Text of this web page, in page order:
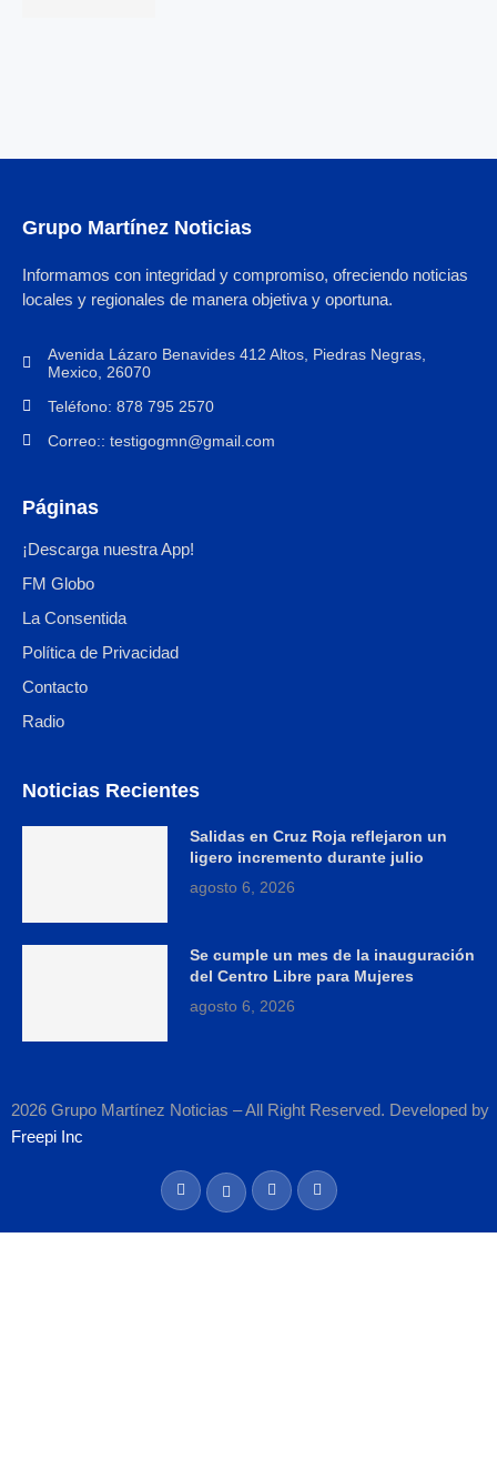
Grupo Martínez Noticias
Informamos con integridad y compromiso, ofreciendo noticias
locales y regionales de manera objetiva y oportuna.
Avenida Lázaro Benavides 412 Altos, Piedras Negras,
Mexico, 26070
Teléfono: 878 795 2570
Correo:: testigogmn@gmail.com
Páginas
¡Descarga nuestra App!
FM Globo
La Consentida
Política de Privacidad
Contacto
Radio
Noticias Recientes
Salidas en Cruz Roja reflejaron un
ligero incremento durante julio
agosto 6, 2026
Se cumple un mes de la inauguración
del Centro Libre para Mujeres
agosto 6, 2026
2026 Grupo Martínez Noticias – All Right Reserved. Developed by
Freepi Inc